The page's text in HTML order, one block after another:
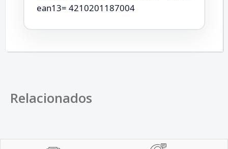
ean13= 4210201187004
Relacionados